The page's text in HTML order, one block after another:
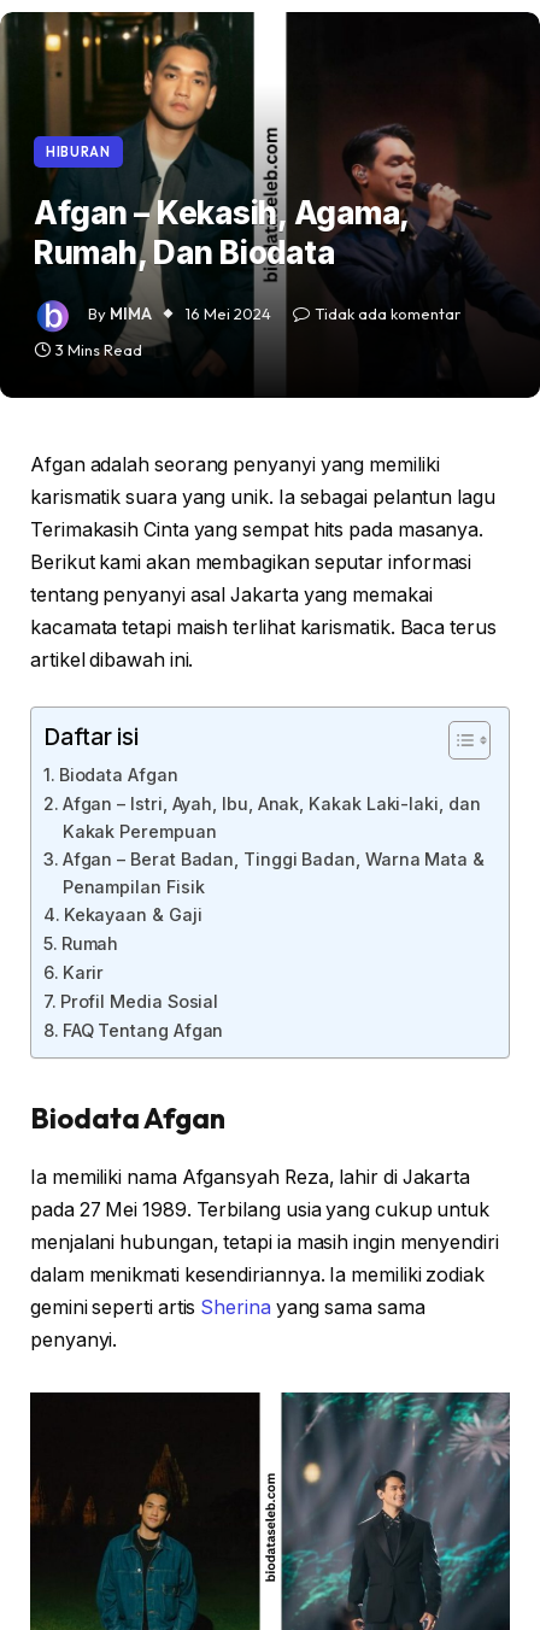
HIBURAN
Afgan – Kekasih, Agama,
Rumah, Dan Biodata
By MIMA 16 Mei 2024
Tidak ada komentar
3 Mins Read
Afgan adalah seorang penyanyi yang memiliki
karismatik suara yang unik. Ia sebagai pelantun lagu
Terimakasih Cinta yang sempat hits pada masanya.
Berikut kami akan membagikan seputar informasi
tentang penyanyi asal Jakarta yang memakai
kacamata tetapi maish terlihat karismatik. Baca terus
artikel dibawah ini.
Daftar isi
Biodata Afgan
Afgan – Istri, Ayah, Ibu, Anak, Kakak Laki-laki, dan
Kakak Perempuan
Afgan – Berat Badan, Tinggi Badan, Warna Mata &
Penampilan Fisik
Kekayaan & Gaji
Rumah
Karir
Profil Media Sosial
FAQ Tentang Afgan
Biodata Afgan
Ia memiliki nama Afgansyah Reza, lahir di Jakarta
pada 27 Mei 1989. Terbilang usia yang cukup untuk
menjalani hubungan, tetapi ia masih ingin menyendiri
dalam menikmati kesendiriannya. Ia memiliki zodiak
gemini seperti artis Sherina yang sama sama
penyanyi.